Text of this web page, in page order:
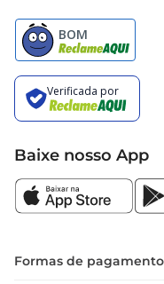
Baixe nosso App
Formas de pagamento